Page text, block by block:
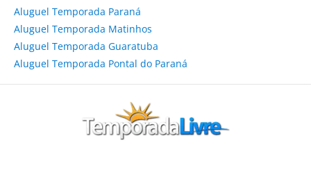
Aluguel Temporada Paraná
Aluguel Temporada Matinhos
Aluguel Temporada Guaratuba
Aluguel Temporada Pontal do Paraná